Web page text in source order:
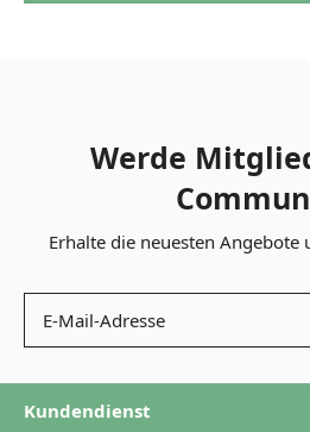
Werde
Erhalte die neuesten Angebote
Kundendienst